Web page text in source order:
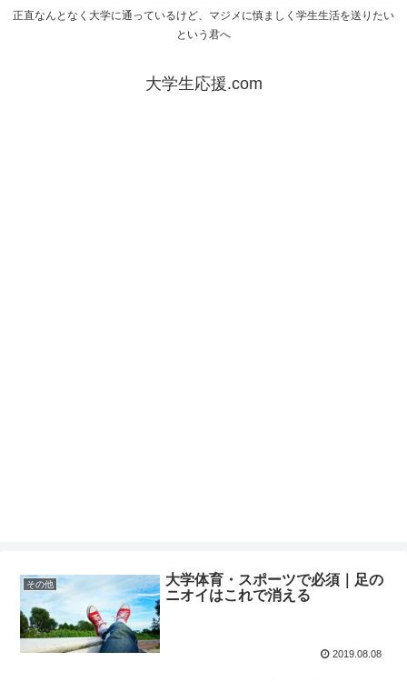
正直なんとなく大学に通っているけど、マジメに慎ましく学生生活を送りたい
という君へ
大学生応援.com
その他
大学体育・スポーツで必須｜足の
ニオイはこれで消える
2019.08.08